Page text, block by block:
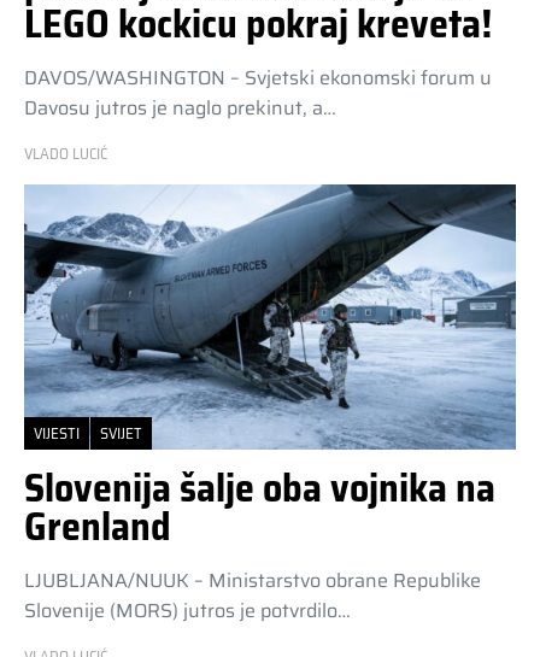
LEGO kockicu pokraj kreveta!
DAVOS/WASHINGTON – Svjetski ekonomski forum u
Davosu jutros je naglo prekinut, a…
VLADO LUCIĆ
VIJESTI SVIJET
Slovenija šalje oba vojnika na
Grenland
LJUBLJANA/NUUK – Ministarstvo obrane Republike
Slovenije (MORS) jutros je potvrdilo…